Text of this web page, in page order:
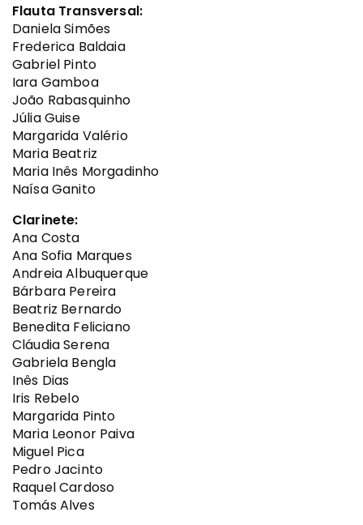
Flauta Transversal:
Daniela Simões
Frederica Baldaia
Gabriel Pinto
Iara Gamboa
João Rabasquinho
Júlia Guise
Margarida Valério
Maria Beatriz
Maria Inês Morgadinho
Naísa Ganito
Clarinete:
Ana Costa
Ana Sofia Marques
Andreia Albuquerque
Bárbara Pereira
Beatriz Bernardo
Benedita Feliciano
Cláudia Serena
Gabriela Bengla
Inês Dias
Iris Rebelo
Margarida Pinto
Maria Leonor Paiva
Miguel Pica
Pedro Jacinto
Raquel Cardoso
Tomás Alves